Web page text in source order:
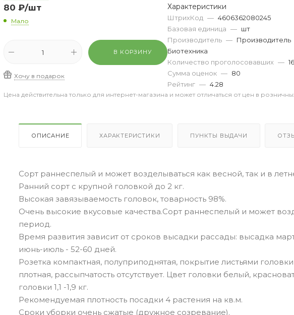
80 ₽/шт
Мало
В КОРЗИНУ
Хочу в подарок
Характеристики
ШтрихКод — 4606362080245
Базовая единица — шт
Производитель — Производитель
Биотехника
Количество проголосовавших — 16
Сумма оценок — 80
Рейтинг — 4.28
Цена действительна только для интернет-магазина и может отличаться от цен в
ОПИСАНИЕ ХАРАКТЕРИСТИКИ ПУНКТЫ ВЫДАЧИ
Сорт раннеспелый и может возделываться как весной, так и в
Ранний сорт с крупной головкой до 2 кг.
Высокая завязываемость головок, товарность 98%.
Очень высокие вкусовые качества.Сорт раннеспелый и может
период.
Время развития зависит от сроков высадки рассады: высадка
июнь-июль - 52-60 дней.
Розетка компактная, полуприподнятая, покрытие листьями
плотная, рассыпчатость отсутствует. Цвет головки белый,
головки 1,1 -1,9 кг.
Рекомендуемая плотность посадки 4 растения на кв.м.
Сроки уборки очень сжатые (дружное созревание).